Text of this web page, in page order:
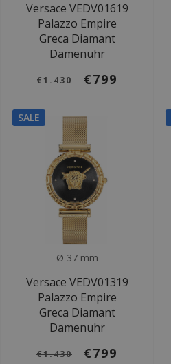
Versace VEDV01619
Palazzo Empire
Greca Diamant
Damenuhr
€1.430 €799
SALE
Ø 37 mm
Versace VEDV01319
Palazzo Empire
Greca Diamant
Damenuhr
€1.430 €799